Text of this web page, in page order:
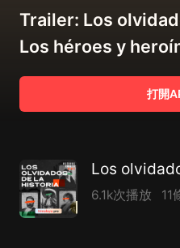
Trailer: Los
Los héroes y
recuerda.
打開
Los
6.1k次播放 11